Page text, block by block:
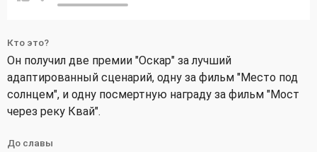
Кто это?
Он получил две премии "Оскар" за лучший
адаптированный сценарий, одну за фильм "Место под
солнцем", и одну посмертную награду за фильм "Мост
через реку Квай".
До славы